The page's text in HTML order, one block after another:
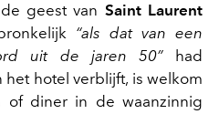
geest van Saint Laurent
“als dat van een
uit de jaren 50”had
hotel verblijft, is welkom
of diner in de waanzinnig